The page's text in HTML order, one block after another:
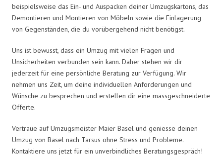
beispielsweise das Ein- und Auspacken deiner Umzugskartons, das
Demontieren und Montieren von Möbeln sowie die Einlagerung
von Gegenständen, die du vorübergehend nicht benötigst.
Uns ist bewusst, dass ein Umzug mit vielen Fragen und
Unsicherheiten verbunden sein kann. Daher stehen wir dir
jederzeit für eine persönliche Beratung zur Verfügung. Wir
nehmen uns Zeit, um deine individuellen Anforderungen und
Wünsche zu besprechen und erstellen dir eine massgeschneiderte
Offerte.
Vertraue auf Umzugsmeister Maier Basel und geniesse deinen
Umzug von Basel nach Tarsus ohne Stress und Probleme.
Kontaktiere uns jetzt für ein unverbindliches Beratungsgespräch!